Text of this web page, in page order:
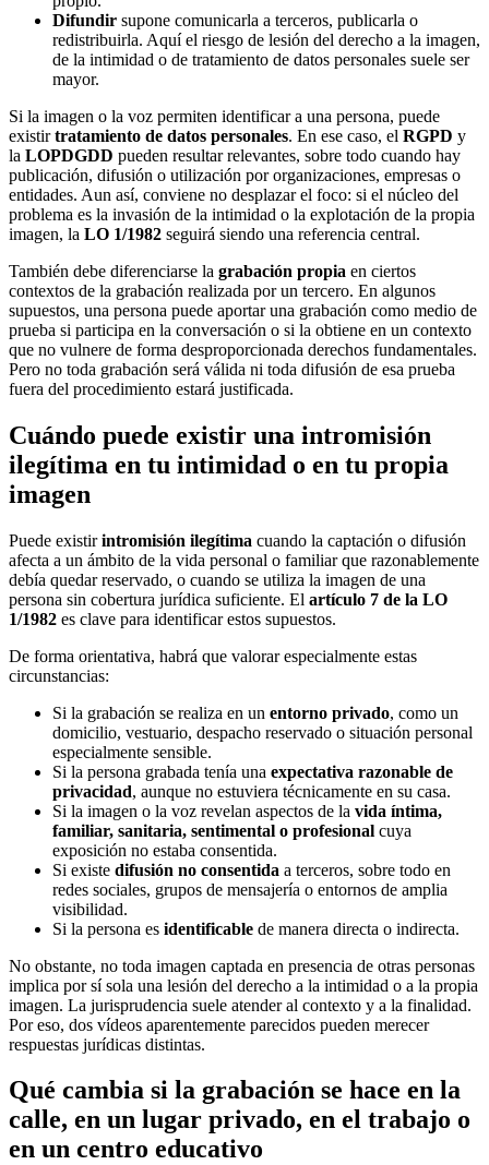
Difundir supone comunicarla a terceros, publicarla o
redistribuirla. Aquí el riesgo de lesión del derecho a la imagen,
de la intimidad o de tratamiento de datos personales suele ser
mayor.
Si la imagen o la voz permiten identificar a una persona, puede
existirtratamiento de datos personales. En ese caso, el RGPD y
la LOPDGDD pueden resultar relevantes, sobre todo cuando hay
publicación, difusión o utilización por organizaciones, empresas o
entidades. Aun así, conviene no desplazar el foco: si el núcleo del
problema es la invasión de la intimidad o la explotación de la propia
imagen, la LO 1/1982 seguirá siendo una referencia central.
También debe diferenciarse la grabación propia en ciertos
contextos de la grabación realizada por un tercero. En algunos
supuestos, una persona puede aportar una grabación como medio de
prueba si participa en la conversación o si la obtiene en un contexto
que no vulnere de forma desproporcionada derechos fundamentales.
Pero no toda grabación será válida ni toda difusión de esa prueba
fuera del procedimiento estará justificada.
Cuándo puede existir una intromisión
ilegítima en tu intimidad o en tu propia
imagen
Puede existirintromisión ilegítima cuando la captación o difusión
afecta a un ámbito de la vida personal o familiar que razonablemente
debía quedar reservado, o cuando se utiliza la imagen de una
persona sin cobertura jurídica suficiente. El artículo 7 de la LO
1/1982 es clave para identificar estos supuestos.
De forma orientativa, habrá que valorar especialmente estas
circunstancias:
Si la grabación se realiza en un entorno privado, como un
domicilio, vestuario, despacho reservado o situación personal
especialmente sensible.
Si la persona grabada tenía una expectativa razonable de
privacidad, aunque no estuviera técnicamente en su casa.
Si la imagen o la voz revelan aspectos de la vida íntima,
familiar, sanitaria, sentimental o profesional cuya
exposición no estaba consentida.
Si existe difusión no consentida a terceros, sobre todo en
redes sociales, grupos de mensajería o entornos de amplia
visibilidad.
Si la persona es identificable de manera directa o indirecta.
No obstante, no toda imagen captada en presencia de otras personas
implica por sí sola una lesión del derecho a la intimidad o a la propia
imagen. La jurisprudencia suele atender al contexto y a la finalidad.
Por eso, dos vídeos aparentemente parecidos pueden merecer
respuestas jurídicas distintas.
Qué cambia si la grabación se hace en la
calle, en un lugar privado, en el trabajo o
en un centro educativo